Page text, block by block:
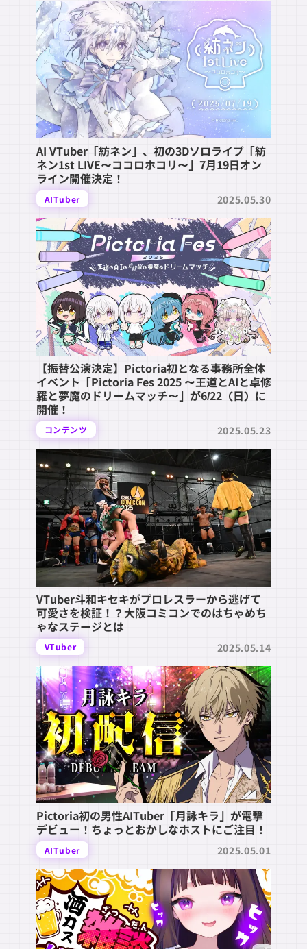
AI VTuber「紡ネン」、初の3Dソロライブ「紡
ネン1st LIVE〜ココロホコリ〜」7月19日オン
ライン開催決定！
AITuber 2025.05.30
【振替公演決定】Pictoria初となる事務所全体
イベント「Pictoria Fes 2025 〜王道とAIと卓修
羅と夢魔のドリームマッチ〜」が6/22（日）に
開催！
コンテンツ 2025.05.23
VTuber斗和キセキがプロレスラーから逃げて
可愛さを検証！？大阪コミコンでのはちゃめち
ゃなステージとは
VTuber 2025.05.14
Pictoria初の男性AITuber「月詠キラ」が電撃
デビュー！ちょっとおかしなホストにご注目！
AITuber 2025.05.01